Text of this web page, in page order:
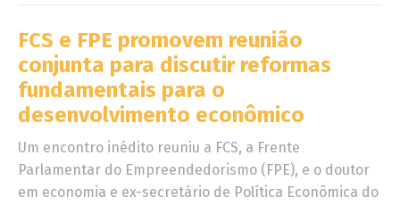
FCS e FPE promovem reunião
conjunta para discutir reformas
fundamentais para o
desenvolvimento econômico
Um encontro inédito reuniu a FCS, a Frente
Parlamentar do Empreendedorismo (FPE), e o doutor
em economia e ex-secretário de Política Econômica do